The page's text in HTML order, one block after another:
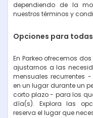
dependiendo de la
nuestros términos y
Opciones para
En Parkeo ofrecemos
ajustarnos a las
mensuales recurrentes
en un lugar durante un
corto plazo - para los
día(s). Explora las
reserva el lugar que